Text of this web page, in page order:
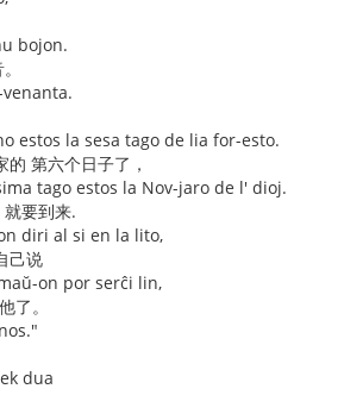
bojon.
estos la sesa tago de lia for-esto.
第六个日子了，
tago estos la Nov-jaro de l' dioj.
要到来.
diri al si en la lito,
己说
on por serĉi lin,
了。
dua